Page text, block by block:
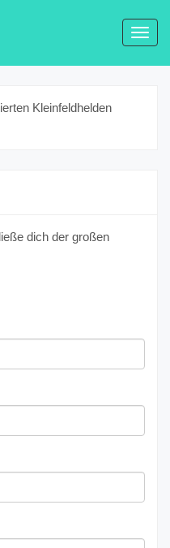
Kleinfeldhelden
dich der großen